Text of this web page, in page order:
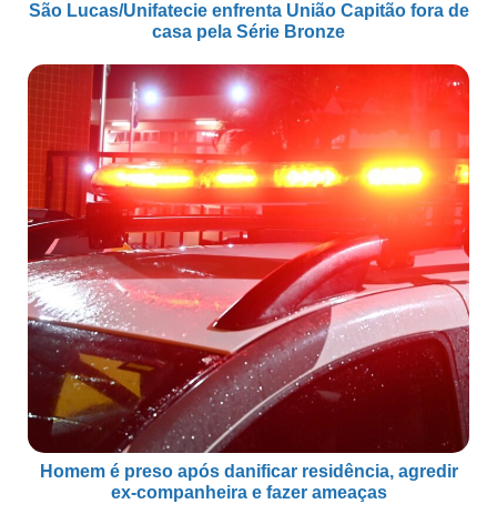
São Lucas/Unifatecie enfrenta União Capitão fora de
casa pela Série Bronze
Homem é preso após danificar residência, agredir
ex-companheira e fazer ameaças